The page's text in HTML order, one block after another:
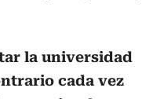
la universidad
cada vez